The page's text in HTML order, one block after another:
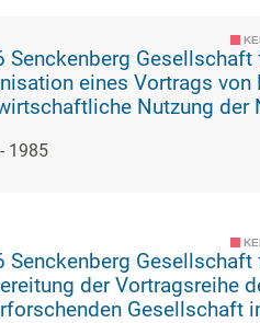
Gesellschaft für
eines Vortrags
Nutzung der
1985
Gesellschaft für
der Vortragsreihe
Gesellschaft